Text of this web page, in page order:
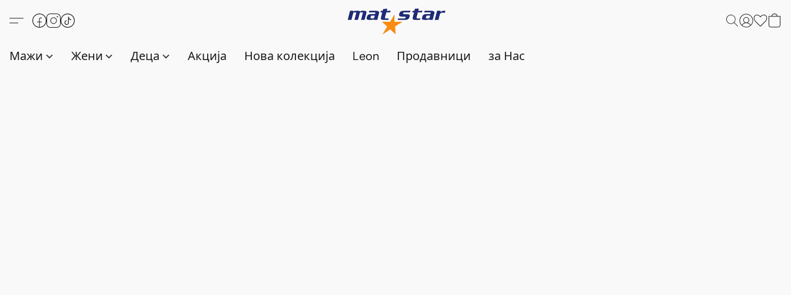
Мажи Жени Деца Акција Нова колекција Leon Продавници за Нас